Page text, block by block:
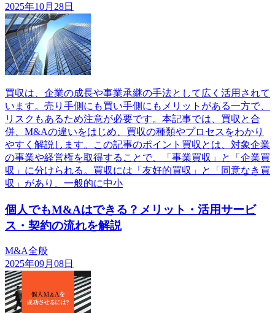
2025年10月28日
買収は、企業の成長や事業承継の手法として広く活用されて
います。売り手側にも買い手側にもメリットがある一方で、
リスクもあるため注意が必要です。本記事では、買収と合
併、M&Aの違いをはじめ、買収の種類やプロセスをわかり
やすく解説します。この記事のポイント買収とは、対象企業
の事業や経営権を取得することで、「事業買収」と「企業買
収」に分けられる。買収には「友好的買収」と「同意なき買
収」があり、一般的に中小
個人でもM&Aはできる？メリット・活用サービ
ス・契約の流れを解説
M&A全般
2025年09月08日